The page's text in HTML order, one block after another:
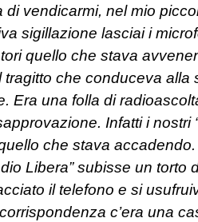
vendicarmi, nel mio
sigillazione lasciai i
quello che stava
tragitto che conduceva alla
Era una folla di
Infatti i nostri
che stava
Libera” subisse un torto
il telefono e si
c’era una